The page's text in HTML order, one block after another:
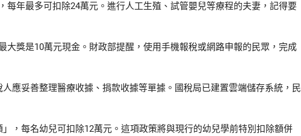
每年最多可扣除24萬元。進行人工生殖、試管嬰兒等療程的夫妻，記得要
大獎是10萬元現金。財政部提醒，使用手機報稅或網路申報的民眾，完成
應妥善整理醫療收據、捐款收據等單據。國稅局已建置雲端儲存系統，民
，每名幼兒可扣除12萬元。這項政策將與現行的幼兒學前特別扣除額併